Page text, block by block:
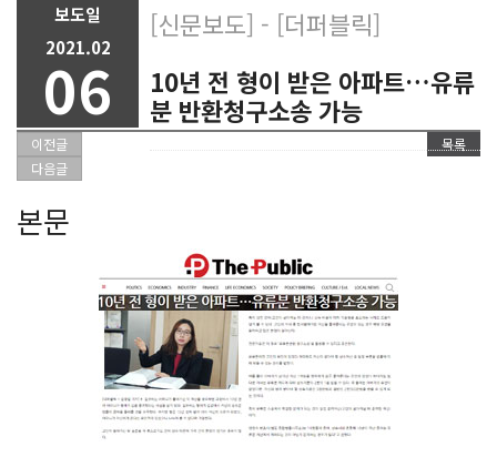
보도일
2021.02
06
[신문보도] - [더퍼블릭]
10년 전 형이 받은 아파트…유류
분 반환청구소송 가능
이전글
다음글
목록
본문